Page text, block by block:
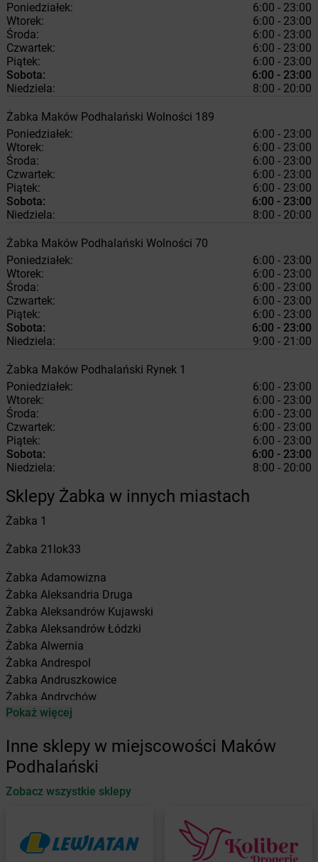
Poniedziałek:
6:00 - 23:00
Wtorek:
6:00 - 23:00
Środa:
6:00 - 23:00
Czwartek:
6:00 - 23:00
Piątek:
6:00 - 23:00
Sobota:
6:00 - 23:00
Niedziela:
8:00 - 20:00
Żabka Maków Podhalański Wolności 189
Poniedziałek:
6:00 - 23:00
Wtorek:
6:00 - 23:00
Środa:
6:00 - 23:00
Czwartek:
6:00 - 23:00
Piątek:
6:00 - 23:00
Sobota:
6:00 - 23:00
Niedziela:
8:00 - 20:00
Żabka Maków Podhalański Wolności 70
Poniedziałek:
6:00 - 23:00
Wtorek:
6:00 - 23:00
Środa:
6:00 - 23:00
Czwartek:
6:00 - 23:00
Piątek:
6:00 - 23:00
Sobota:
6:00 - 23:00
Niedziela:
9:00 - 21:00
Żabka Maków Podhalański Rynek 1
Poniedziałek:
6:00 - 23:00
Wtorek:
6:00 - 23:00
Środa:
6:00 - 23:00
Czwartek:
6:00 - 23:00
Piątek:
6:00 - 23:00
Sobota:
6:00 - 23:00
Niedziela:
8:00 - 20:00
Sklepy Żabka w innych miastach
Żabka 1
Żabka 21lok33
Żabka Adamowizna
Żabka Aleksandria Druga
Żabka Aleksandrów Kujawski
Żabka Aleksandrów Łódzki
Żabka Alwernia
Żabka Andrespol
Żabka Andruszkowice
Żabka Andrychów
Żabka Antonie
Żabka Automat
Żabka Babica
Żabka Babice Nowe
Żabka
Baboszewo
Pokaż więcej
Inne sklepy w miejscowości Maków
Podhalański
Zobacz wszystkie sklepy